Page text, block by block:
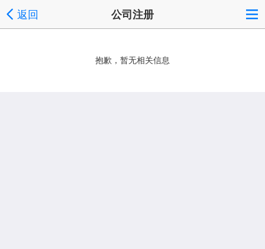
返回 公司注册
抱歉，暂无相关信息